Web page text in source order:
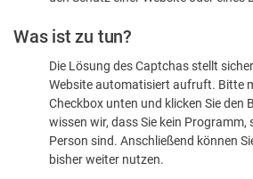
sind
Was ist zu tun?
Die Lösung des Captchas stellt
Website automatisiert aufruft. Bitte
Checkbox unten und klicken Sie den
wissen wir, dass Sie kein Programm,
Person sind. Anschließend können
bisher weiter nutzen.